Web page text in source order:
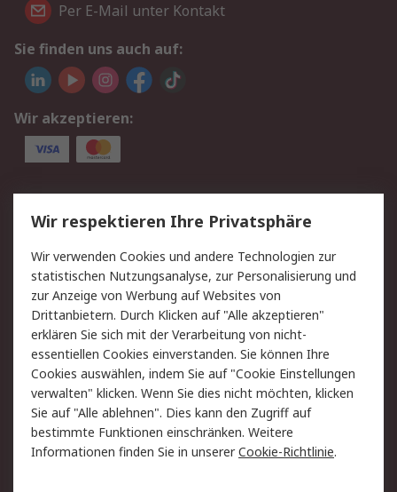
Per E-Mail unter Kontakt
Sie finden uns auch auf:
Wir akzeptieren:
Service
Value Added Services
Lieferlösungen
Rücksendung/Entsorgung Kontakt
Hilfe
Rechtliches
RS Verkaufs- und
Lieferbedingungen
Datenschutz
Cookie-Richtlinie
Zahlungsbedingungen
Impressum
Webseite Konditionen
Wir respektieren Ihre Privatsphäre
Wir verwenden Cookies und andere Technologien zur
statistischen Nutzungsanalyse, zur Personalisierung und
zur Anzeige von Werbung auf Websites von
Drittanbietern. Durch Klicken auf "Alle akzeptieren"
erklären Sie sich mit der Verarbeitung von nicht-
essentiellen Cookies einverstanden. Sie können Ihre
Cookies auswählen, indem Sie auf "Cookie Einstellungen
verwalten" klicken. Wenn Sie dies nicht möchten, klicken
Sie auf "Alle ablehnen". Dies kann den Zugriff auf
bestimmte Funktionen einschränken. Weitere
Informationen finden Sie in unsererCookie-Richtlinie.